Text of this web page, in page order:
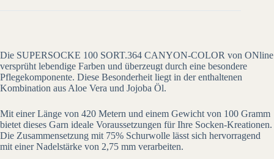
Die SUPERSOCKE 100 SORT.364 CANYON-COLOR von ONline
versprüht lebendige Farben und überzeugt durch eine besondere
Pflegekomponente. Diese Besonderheit liegt in der enthaltenen
Kombination aus Aloe Vera und Jojoba Öl.
Mit einer Länge von 420 Metern und einem Gewicht von 100 Gramm
bietet dieses Garn ideale Voraussetzungen für Ihre Socken-Kreationen.
Die Zusammensetzung mit 75% Schurwolle lässt sich hervorragend
mit einer Nadelstärke von 2,75 mm verarbeiten.